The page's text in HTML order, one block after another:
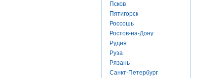
Псков
Пятигорск
Россошь
Ростов-на-Дону
Рудня
Руза
Рязань
Санкт-Петербург